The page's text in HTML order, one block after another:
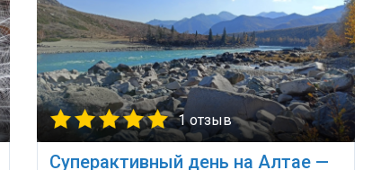
1 отзыв
Суперактивный день на Алтае —